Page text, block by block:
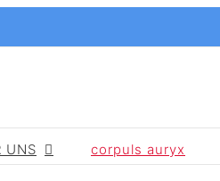
UNS corpuls auryx